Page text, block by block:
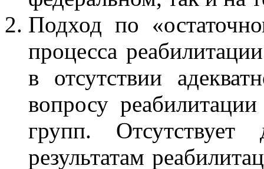
Подход по
процесса
в отсутствии
вопросу
групп. Отсутствует
результатам